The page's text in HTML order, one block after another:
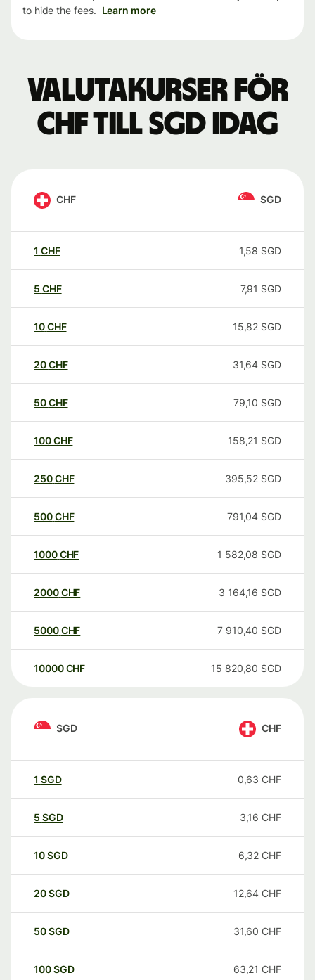
to hide the fees. Learn more
Valutakurser för
CHF till SGD idag
CHF SGD
1 CHF 1,58 SGD
5 CHF 7,91 SGD
10CHF 15,82 SGD
20CHF 31,64 SGD
50CHF 79,10 SGD
100CHF 158,21 SGD
250CHF 395,52 SGD
500CHF 791,04 SGD
1000CHF 1 582,08 SGD
2000CHF 3 164,16 SGD
5000CHF 7 910,40 SGD
10000 CHF 15 820,80 SGD
SGD CHF
1 SGD 0,63 CHF
5 SGD 3,16 CHF
10SGD 6,32 CHF
20SGD 12,64 CHF
50SGD 31,60 CHF
100SGD 63,21 CHF